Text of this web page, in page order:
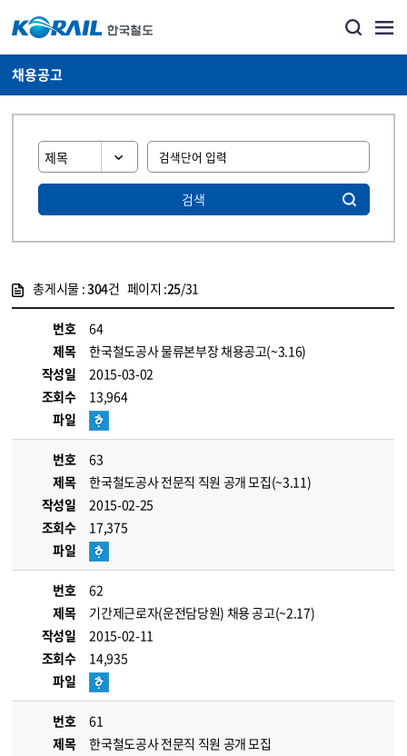
채용공고
검색
총게시물 :304건 페이지 :25/31
번호
64
제목
한국철도공사 물류본부장 채용공고(~3.16)
작성일
2015-03-02
조회수
13,964
파일
번호
63
제목
한국철도공사 전문직 직원 공개 모집(~3.11)
작성일
2015-02-25
조회수
17,375
파일
번호
62
제목
기간제근로자(운전담당원) 채용 공고(~2.17)
작성일
2015-02-11
조회수
14,935
파일
번호
61
제목
한국철도공사 전문직 직원 공개 모집